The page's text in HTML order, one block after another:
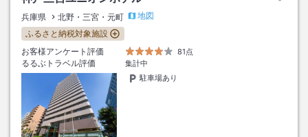
兵庫県 北野・三宮・元町
地図
ふるさと納税対象施設
お客様アンケート評価
81点
るるぶトラベル評価
集計中
駐車場あり